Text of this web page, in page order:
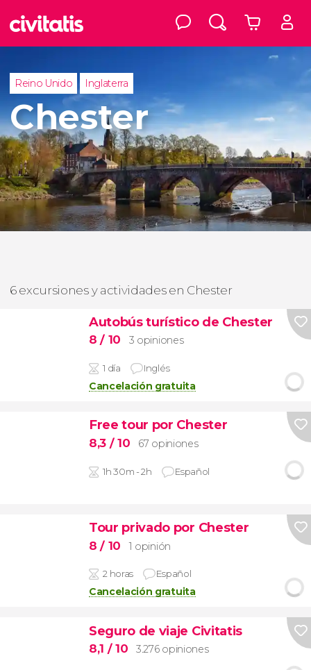
Reino Unido Inglaterra
Chester
6 excursiones y actividades en Chester
Autobús turístico de Chester
8/ 10 3 opiniones
1 día Inglés
Cancelación gratuita
Free tour por Chester
8,3 / 10 67 opiniones
1h 30m - 2h Español
Tour privado por Chester
8/ 10 1 opinión
2 horas Español
Cancelación gratuita
Seguro de viaje Civitatis
8,1 / 10 3.276 opiniones